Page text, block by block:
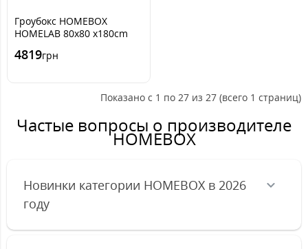
Гроубокс HOMEBOX
HOMELAB 80x80 x180cm
4819грн
Показано с 1 по 27 из 27 (всего 1 страниц)
Частые вопросы о производителе
HOMEBOX
Новинки категории HOMEBOX в 2026
году